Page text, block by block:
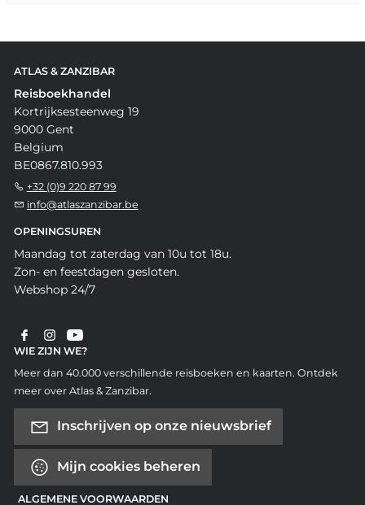
ATLAS & ZANZIBAR
Reisboekhandel
Kortrijksesteenweg 19
9000 Gent
Belgium
BE0867.810.993
+32 (0)9 220 87 99
info@atlaszanzibar.be
OPENINGSUREN
Maandag tot zaterdag van 10u tot 18u.
Zon- en feestdagen gesloten.
Webshop 24/7
WIE ZIJN WE?
Meer dan 40.000 verschillende reisboeken en kaarten. Ontdek
meer over Atlas & Zanzibar.
Inschrijven op onze nieuwsbrief
Mijn cookies beheren
ALGEMENE VOORWAARDEN